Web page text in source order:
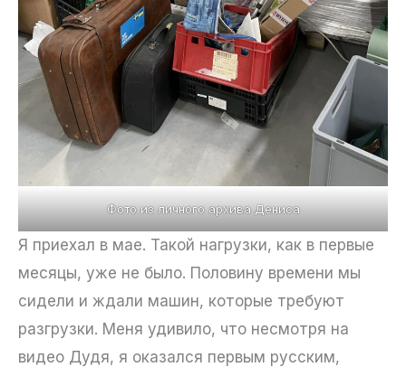
Фото из личного архива Дениса
Я приехал в мае. Такой нагрузки, как в первые
месяцы, уже не было. Половину времени мы
сидели и ждали машин, которые требуют
разгрузки. Меня удивило, что несмотря на
видео Дудя, я оказался первым русским,